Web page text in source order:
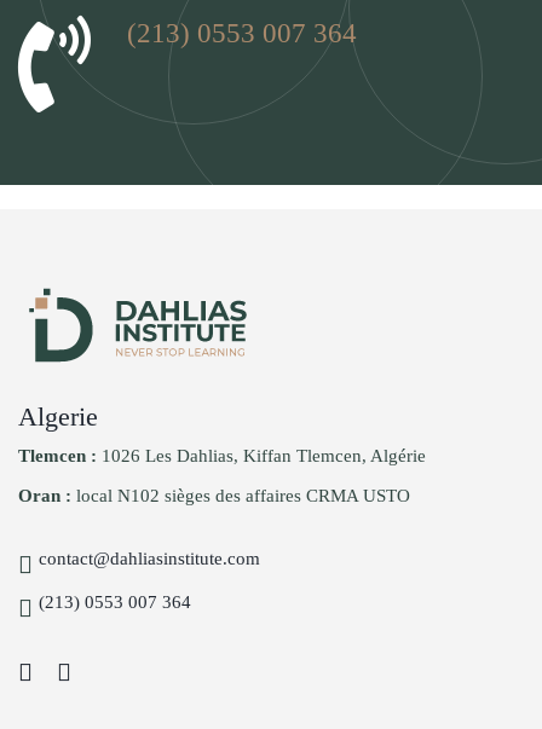
(213) 0553 007 364
Algerie
Tlemcen : 1026 Les Dahlias, Kiffan Tlemcen, Algérie
Oran : local N102 sièges des affaires CRMA USTO
contact@dahliasinstitute.com
(213) 0553 007 364